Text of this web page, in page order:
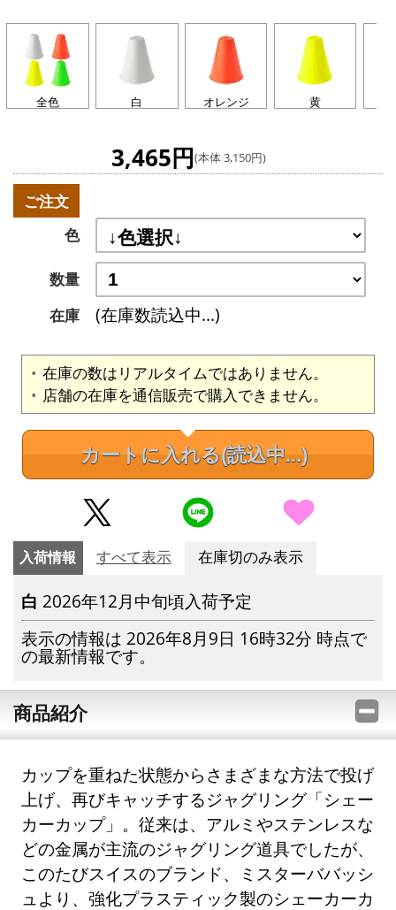
全色 白 オレンジ 黄
3,465円(本体 3,150円)
ご注文
色
数量
在庫
(在庫数読込中...)
在庫の数はリアルタイムではありません。
店舗の在庫を通信販売で購入できません。
カートに入れる(読込中...)
入荷情報 すべて表示 在庫切のみ表示
白 2026年12月中旬頃入荷予定
表示の情報は 2026年8月9日 16時32分 時点で
の最新情報です。
商品紹介
カップを重ねた状態からさまざまな方法で投げ
上げ、再びキャッチするジャグリング「シェー
カーカップ」。従来は、アルミやステンレスな
どの金属が主流のジャグリング道具でしたが、
このたびスイスのブランド、ミスターババッシ
ュより、強化プラスティック製のシェーカーカ